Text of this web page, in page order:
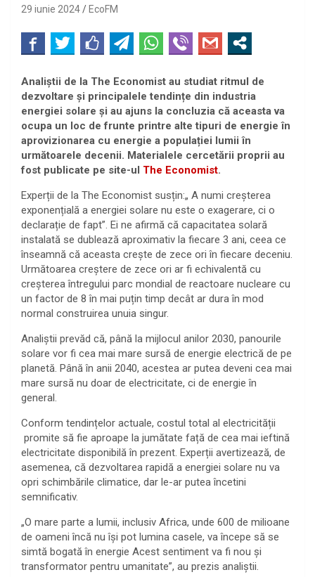
29 iunie 2024 EcoFM
Analiștii de la The Economist au studiat ritmul de
dezvoltare și principalele tendințe din industria
energiei solare și au ajuns la concluzia că aceasta va
ocupa un loc de frunte printre alte tipuri de energie în
aprovizionarea cu energie a populației lumii în
următoarele decenii. Materialele cercetării proprii au
fost publicate pe site-ul The Economist.
Experții de la The Economist susțin:„ A numi creșterea
exponențială a energiei solare nu este o exagerare, ci o
declarație de fapt”. Ei ne afirmă că capacitatea solară
instalată se dublează aproximativ la fiecare 3 ani, ceea ce
înseamnă că aceasta crește de zece ori în fiecare deceniu.
Următoarea creștere de zece ori ar fi echivalentă cu
creșterea întregului parc mondial de reactoare nucleare cu
un factor de 8 în mai puțin timp decât ar dura în mod
normal construirea unuia singur.
Analiștii prevăd că, până la mijlocul anilor 2030, panourile
solare vor fi cea mai mare sursă de energie electrică de pe
planetă. Până în anii 2040, acestea ar putea deveni cea mai
mare sursă nu doar de electricitate, ci de energie în
general.
Conform tendințelor actuale, costul total al electricității
promite să fie aproape la jumătate față de cea mai ieftină
electricitate disponibilă în prezent. Experții avertizează, de
asemenea, că dezvoltarea rapidă a energiei solare nu va
opri schimbările climatice, dar le-ar putea încetini
semnificativ.
„O mare parte a lumii, inclusiv Africa, unde 600 de milioane
de oameni încă nu își pot lumina casele, va începe să se
simtă bogată în energie Acest sentiment va fi nou și
transformator pentru umanitate”, au prezis analiștii.